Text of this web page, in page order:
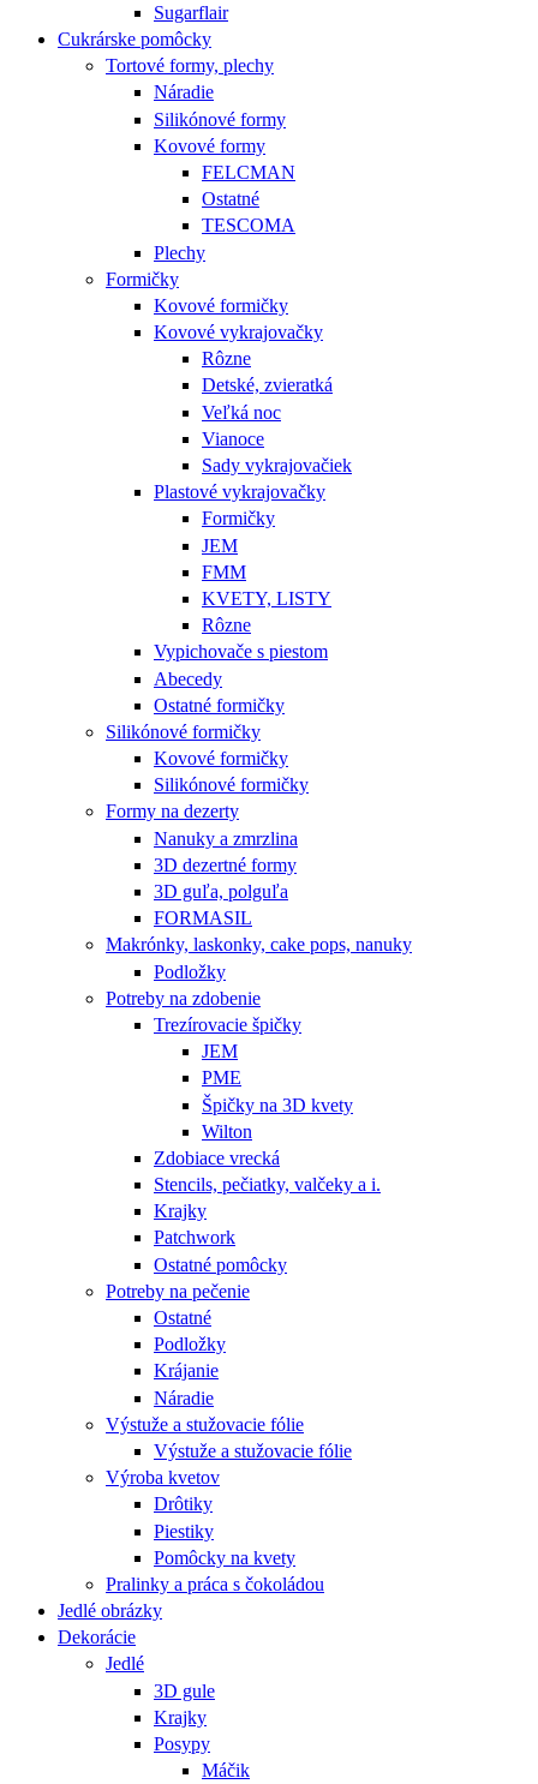
Sugarflair
Cukrárske pomôcky
Tortové formy, plechy
Náradie
Silikónové formy
Kovové formy
FELCMAN
Ostatné
TESCOMA
Plechy
Formičky
Kovové formičky
Kovové vykrajovačky
Rôzne
Detské, zvieratká
Veľká noc
Vianoce
Sady vykrajovačiek
Plastové vykrajovačky
Formičky
JEM
FMM
KVETY, LISTY
Rôzne
Vypichovače s piestom
Abecedy
Ostatné formičky
Silikónové formičky
Kovové formičky
Silikónové formičky
Formy na dezerty
Nanuky a zmrzlina
3D dezertné formy
3D guľa, polguľa
FORMASIL
Makrónky, laskonky, cake pops, nanuky
Podložky
Potreby na zdobenie
Trezírovacie špičky
JEM
PME
Špičky na 3D kvety
Wilton
Zdobiace vrecká
Stencils, pečiatky, valčeky a i.
Krajky
Patchwork
Ostatné pomôcky
Potreby na pečenie
Ostatné
Podložky
Krájanie
Náradie
Výstuže a stužovacie fólie
Výstuže a stužovacie fólie
Výroba kvetov
Drôtiky
Piestiky
Pomôcky na kvety
Pralinky a práca s čokoládou
Jedlé obrázky
Dekorácie
Jedlé
3D gule
Krajky
Posypy
Máčik